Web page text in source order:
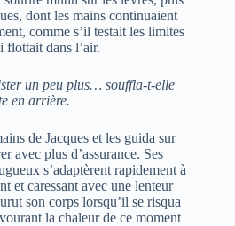
dont les mains continuaient
comme s’il testait les limites
flottait dans l’air.
un peu plus… souffla-t-elle
en arrière.
de Jacques et les guida sur
avec plus d’assurance. Ses
s’adaptèrent rapidement à
et caressant avec une lenteur
son corps lorsqu’il se risqua
la chaleur de ce moment